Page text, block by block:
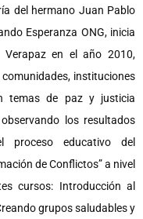
del hermano Juan Pablo
Esperanza ONG, inicia
en el año 2010,
instituciones
temas de paz y justicia
los resultados
proceso educativo del
de Conflictos” a nivel
cursos: Introducción al
grupos saludables y